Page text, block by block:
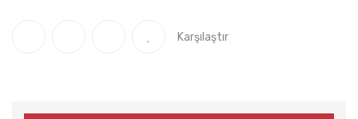
Karşılaştır